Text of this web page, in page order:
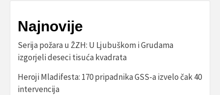
Najnovije
Serija požara u ŽZH: U Ljubuškom i Grudama
izgorjeli deseci tisuća kvadrata
Heroji Mladifesta: 170 pripadnika GSS-a izvelo čak 40
intervencija